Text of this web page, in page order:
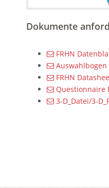
Dokumente
FRHN
Auswahlbogen
FRHN
Questionnaire
3-D_Datei/3-